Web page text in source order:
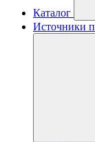
Каталог
Источники